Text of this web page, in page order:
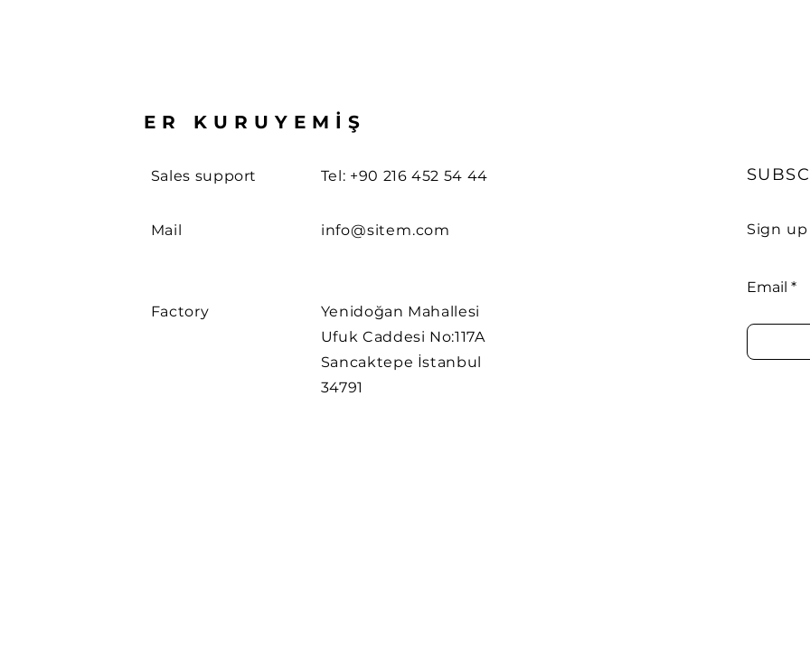
ER KURUYEMİŞ
Sales support Tel: +90 216 452 54 44
Mail info@sitem.com
Factory
Yenidoğan Mahallesi
Ufuk Caddesi No:117A
Sancaktepe İstanbul
34791
Sign
Email